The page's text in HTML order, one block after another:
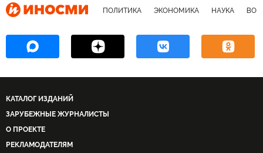
ПОЛИТИКА ЭКОНОМИКА НАУКА
КАТАЛОГ ИЗДАНИЙ
ЗАРУБЕЖНЫЕ ЖУРНАЛИСТЫ
О ПРОЕКТЕ
РЕКЛАМОДАТЕЛЯМ